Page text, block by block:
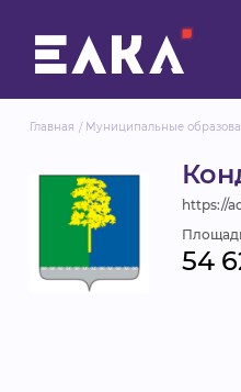
Главная Муниципальные
https://
54